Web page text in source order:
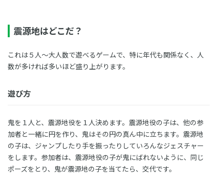
震源地はどこだ？
これは５人～大人数で遊べるゲームで、特に年代も関係なく、人
数が多ければ多いほど盛り上がります。
遊び方
鬼を１人と、震源地役を１人決めます。震源地役の子は、他の参
加者と一緒に円を作り、鬼はその円の真ん中に立ちます。震源地
の子は、ジャンプしたり手を振ったりしていろんなジェスチャー
をします。参加者は、震源地役の子が鬼にばれないように、同じ
ポーズをとり、鬼が震源地の子を当てたら、交代です。